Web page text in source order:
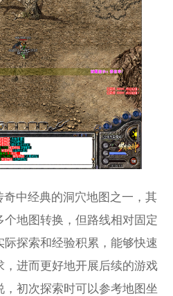
中经典的洞穴地图之一，其
地图转换，但路线相对固定
际探索和经验积累，能够快速
进而更好地开展后续的游戏
初次探索时可以参考地图坐